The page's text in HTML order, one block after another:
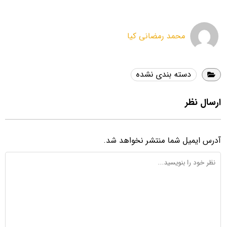
محمد رمضانی کیا
دسته بندی نشده
ارسال نظر
آدرس ایمیل شما منتشر نخواهد شد.